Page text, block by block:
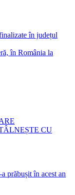
în județul
în România la
CU
prăbușit în acest an